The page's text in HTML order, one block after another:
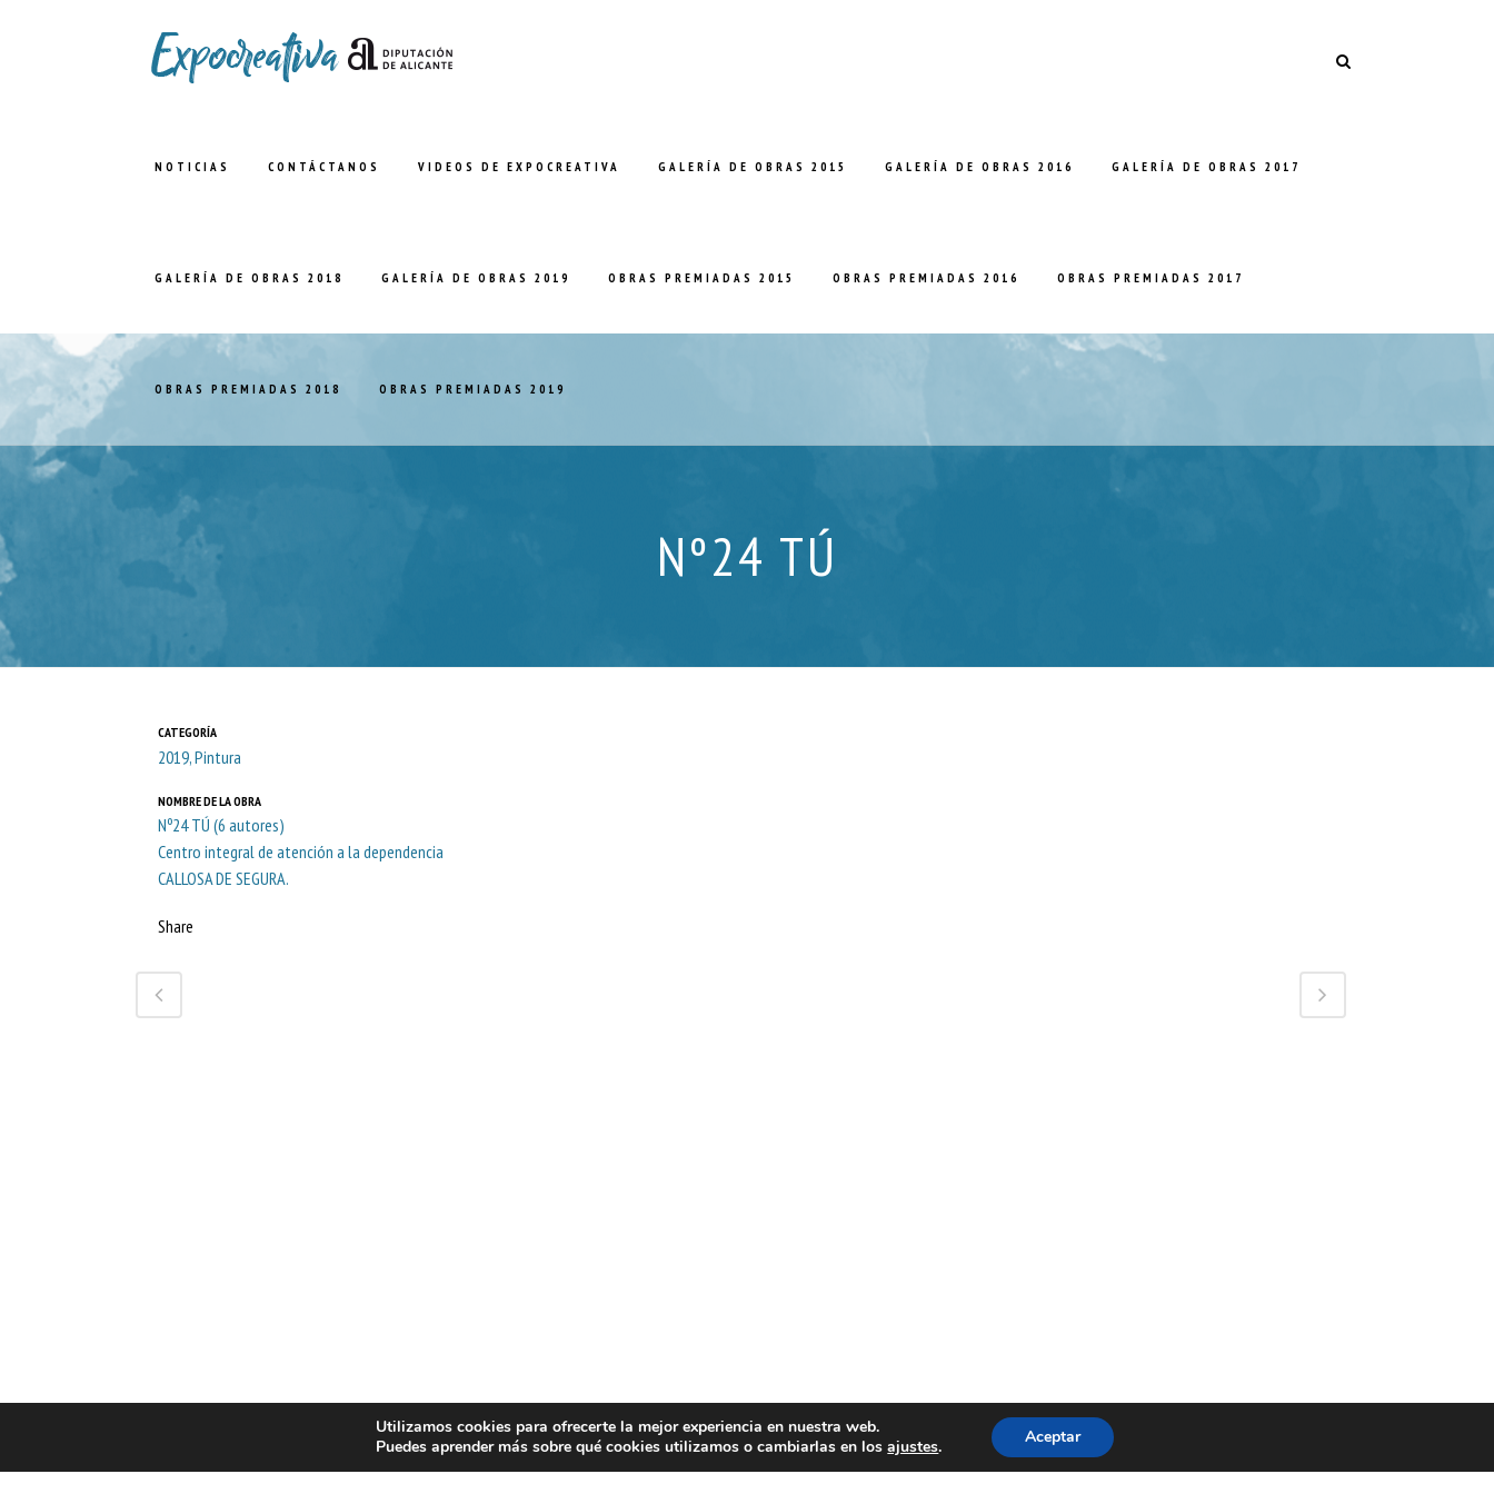
NOTICIAS CONTÁCTANOS VIDEOS DE EXPOCREATIVA GALERÍA DE OBRAS 2015 GALERÍA DE OBRAS 2016 GALERÍA DE OBRAS 2017
GALERÍA DE OBRAS 2018 GALERÍA DE OBRAS 2019 OBRAS PREMIADAS 2015 OBRAS PREMIADAS 2016 OBRAS PREMIADAS 2017
OBRAS PREMIADAS 2018 OBRAS PREMIADAS 2019
Nº24 TÚ
CATEGORÍA
2019, Pintura
NOMBRE DE LA OBRA
Nº24 TÚ (6 autores)
Centro integral de atención a la dependencia
CALLOSA DE SEGURA.
Share
Utilizamos cookies para ofrecerte la mejor experiencia en nuestra web.
Puedes aprender más sobre qué cookies utilizamos o cambiarlas en losajustes. Aceptar